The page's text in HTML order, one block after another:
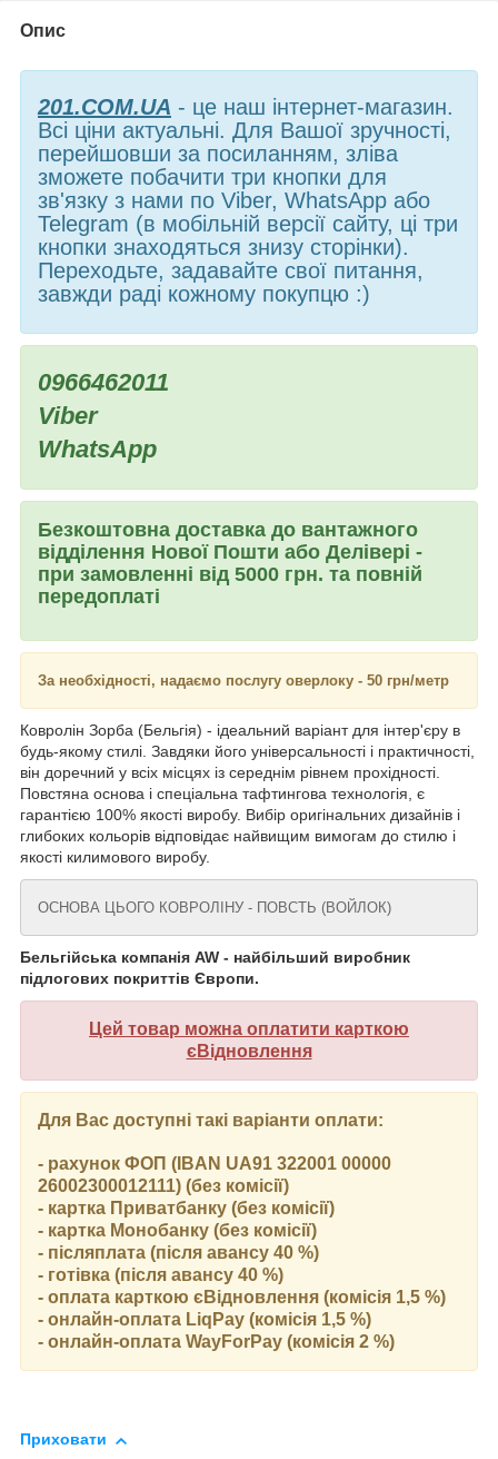
Опис
201.COM.UA - це наш інтернет-магазин.
Всі ціни актуальні. Для Вашої зручності,
перейшовши за посиланням, зліва
зможете побачити три кнопки для
зв'язку з нами по Viber, WhatsApp або
Telegram (в мобільній версії сайту, ці три
кнопки знаходяться знизу сторінки).
Переходьте, задавайте свої питання,
завжди раді кожному покупцю :)
0966462011
Viber
WhatsApp
Безкоштовна доставка до вантажного
відділення Нової Пошти або Делівері -
при замовленні від 5000 грн. та повній
передоплаті
За необхідності, надаємо послугу оверлоку - 50 грн/метр
Ковролін Зорба (Бельгія) - ідеальний варіант для інтер'єру в
будь-якому стилі. Завдяки його універсальності і практичності,
він доречний у всіх місцях із середнім рівнем прохідності.
Повстяна основа і спеціальна тафтингова технологія, є
гарантією 100% якості виробу. Вибір оригінальних дизайнів і
глибоких кольорів відповідає найвищим вимогам до стилю і
якості килимового виробу.
ОСНОВА ЦЬОГО КОВРОЛІНУ - ПОВСТЬ (ВОЙЛОК)
Бельгійська компанія AW - найбільший виробник
підлогових покриттів Європи.
Цей товар можна оплатити карткою
єВідновлення
Для Вас доступні такі варіанти оплати:
- рахунок ФОП (IBAN UA91 322001 00000
26002300012111) (без комісії)
- картка Приватбанку (без комісії)
- картка Монобанку (без комісії)
- післяплата (після авансу 40 %)
- готівка (після авансу 40 %)
- оплата карткою єВідновлення (комісія 1,5 %)
- онлайн-оплата LiqPay (комісія 1,5 %)
- онлайн-оплата WayForPay (комісія 2 %)
Приховати